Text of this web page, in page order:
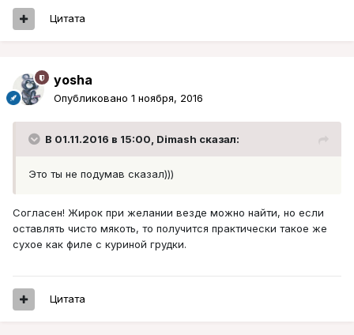
Цитата
yosha
Опубликовано 1 ноября, 2016
В 01.11.2016 в 15:00, Dimash сказал:
Это ты не подумав сказал)))
Согласен! Жирок при желании везде можно найти, но если
оставлять чисто мякоть, то получится практически такое же
сухое как филе с куриной грудки.
Цитата